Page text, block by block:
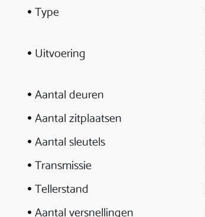
Type
Uitvoering
Aantal deuren
Aantal zitplaatsen
Aantal sleutels
Transmissie
Tellerstand
Aantal versnellingen